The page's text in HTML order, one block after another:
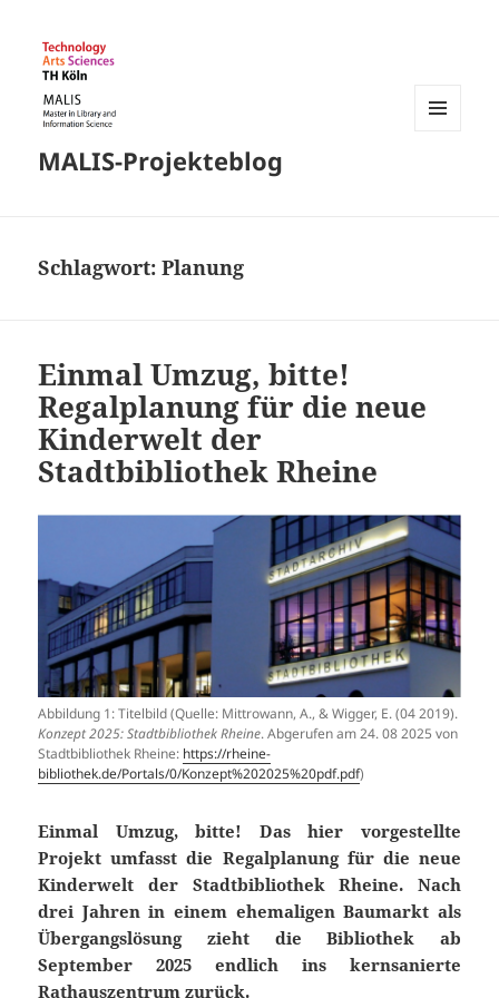
MALIS-Projekteblog
Schlagwort:Planung
Einmal Umzug, bitte!
Regalplanung für die neue
Kinderwelt der
Stadtbibliothek Rheine
Abbildung 1: Titelbild (Quelle: Mittrowann, A., & Wigger, E. (04 2019).
Konzept 2025: Stadtbibliothek Rheine. Abgerufen am 24. 08 2025 von
Stadtbibliothek Rheine: https://rheine-
bibliothek.de/Portals/0/Konzept%202025%20pdf.pdf)
Einmal Umzug, bitte! Das hier vorgestellte
Projekt umfasst die Regalplanung für die neue
Kinderwelt der Stadtbibliothek Rheine. Nach
drei Jahren in einem ehemaligen Baumarkt als
Übergangslösung zieht die Bibliothek ab
September 2025 endlich ins kernsanierte
Rathauszentrum zurück.